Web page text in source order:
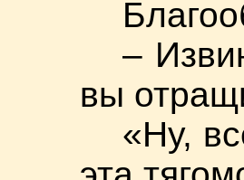
–
вы
«Ну,